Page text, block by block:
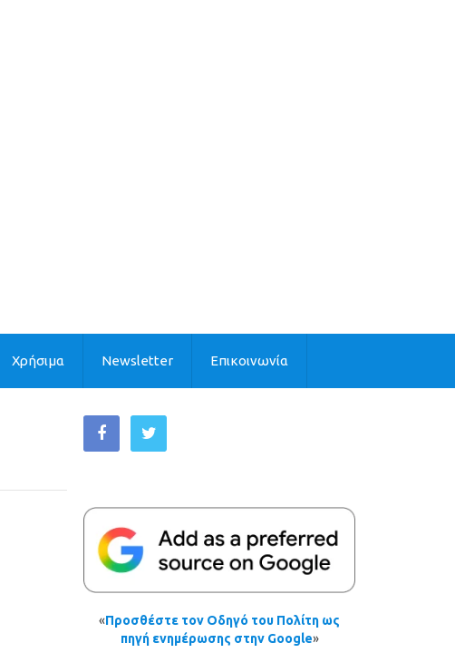
Χρήσιμα Newsletter Επικοινωνία
«Προσθέστε τον Οδηγό του Πολίτη ως
πηγή ενημέρωσης στην Google»